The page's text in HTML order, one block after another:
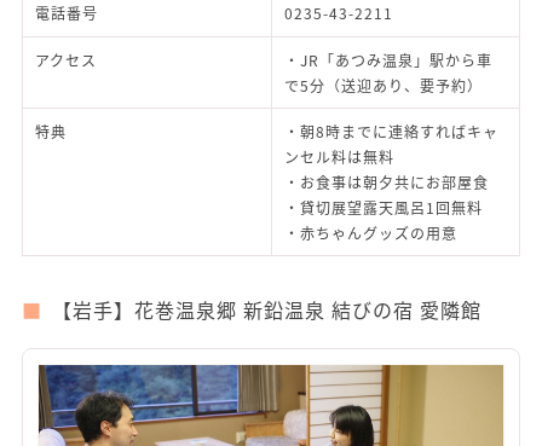
電話番号 0235-43-2211
アクセス
・JR「あつみ温泉」駅から車
で5分（送迎あり、要予約）
特典
・朝8時までに連絡すればキャ
ンセル料は無料
・お食事は朝夕共にお部屋食
・貸切展望露天風呂1回無料
・赤ちゃんグッズの用意
【岩手】花巻温泉郷 新鉛温泉 結びの宿 愛隣館